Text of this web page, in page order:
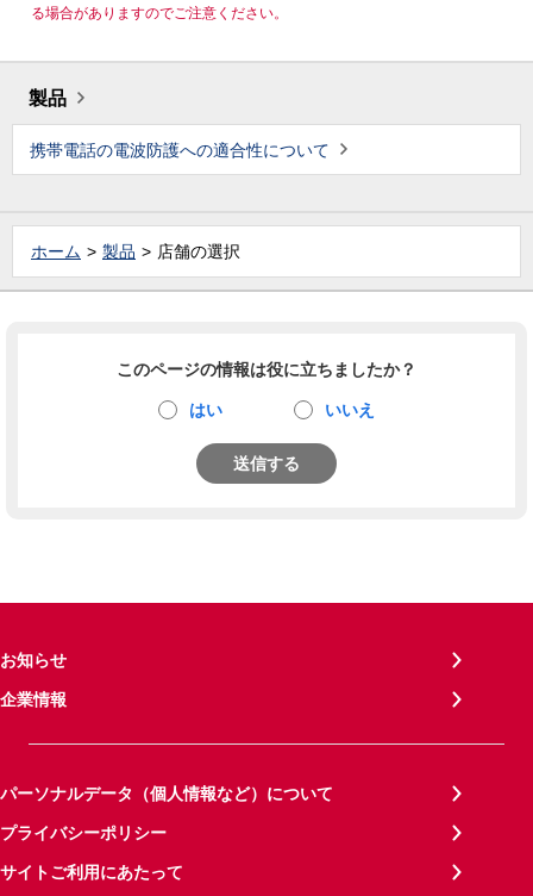
る場合がありますのでご注意ください。
製品
携帯電話の電波防護への適合性について
ホーム 製品 店舗の選択
このページの情報は役に立ちましたか？
はい いいえ
送信する
お知らせ
企業情報
パーソナルデータ（個人情報など）について
プライバシーポリシー
サイトご利用にあたって